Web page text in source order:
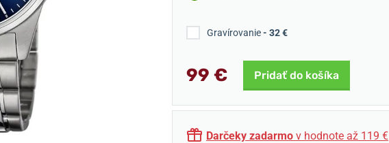
Gravírovanie- 32 €
99 € Pridať do košíka
Darčeky zadarmo v hodnote až 119 €